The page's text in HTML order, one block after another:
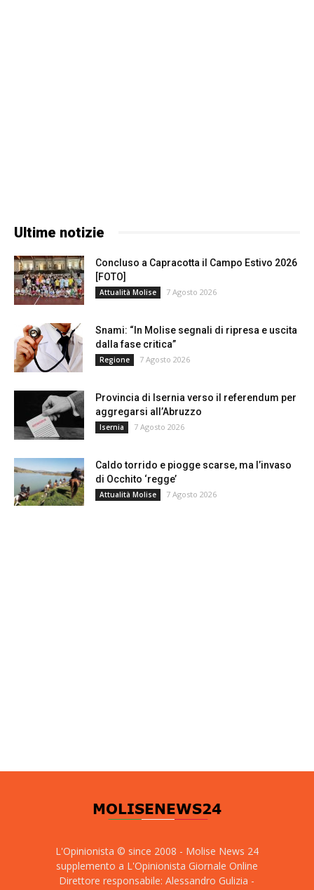
Ultime notizie
Concluso a Capracotta il Campo Estivo 2026
[FOTO]
Attualità Molise 7 Agosto 2026
Snami: “In Molise segnali di ripresa e uscita
dalla fase critica”
Regione 7 Agosto 2026
Provincia di Isernia verso il referendum per
aggregarsi all’Abruzzo
Isernia 7 Agosto 2026
Caldo torrido e piogge scarse, ma l’invaso
di Occhito ‘regge’
Attualità Molise 7 Agosto 2026
L'Opinionista © since 2008 - Molise News 24
supplemento a L'Opinionista Giornale Online
Direttore responsabile: Alessandro Gulizia -